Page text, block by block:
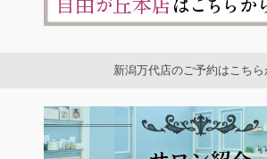
新潟万代店のご予約はこちら